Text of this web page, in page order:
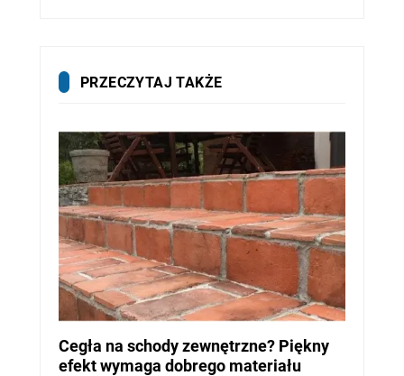
PRZECZYTAJ TAKŻE
Cegła na schody zewnętrzne? Piękny
efekt wymaga dobrego materiału